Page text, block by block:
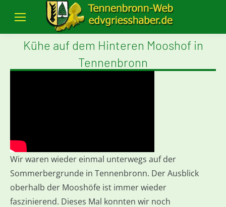
Kühe auf dem Hinteren Mooshof in
Tennenbronn
Wir waren wieder einmal unterwegs auf der
Sommerbergrunde in Tennenbronn. Der Ausblick
oberhalb der Mooshöfe ist immer wieder
faszinierend. Dieses Mal konnten wir noch